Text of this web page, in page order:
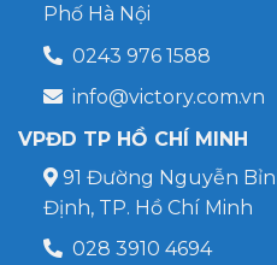
Phố Hà Nội
0243 976 1588
info@victory.com.vn
VPĐD TP HỒ CHÍ MINH
91 Đường Nguyễn
Định, TP. Hồ Chí Minh
028 3910 4694